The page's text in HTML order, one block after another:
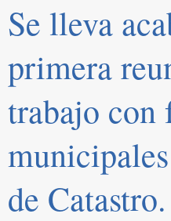
Se lleva
primera
trabajo con
de Catastro.